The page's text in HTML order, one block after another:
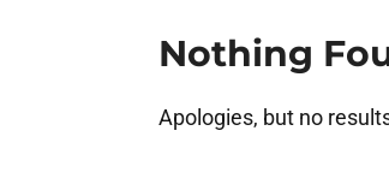
Nothing
Apologies, but no